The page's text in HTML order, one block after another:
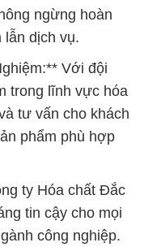
ngừng hoàn
lẫn dịch vụ.
Với đội
trong lĩnh vực hóa
tư vấn cho khách
phẩm phù hợp
ty Hóa chất Đắc
tin cậy cho mọi
công nghiệp.